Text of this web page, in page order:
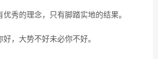
优秀的理念，只有脚踏实地的结果。
，大势不好未必你不好。